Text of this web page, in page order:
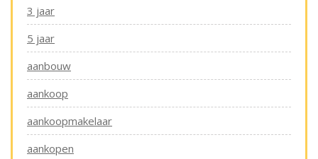
3 jaar
5 jaar
aanbouw
aankoop
aankoopmakelaar
aankopen